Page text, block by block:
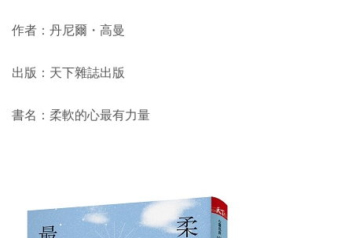
作者：丹尼爾・高曼
出版：天下雜誌出版
書名：柔軟的心最有力量